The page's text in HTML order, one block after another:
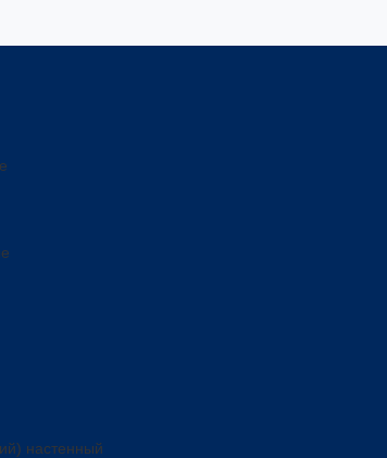
настенный